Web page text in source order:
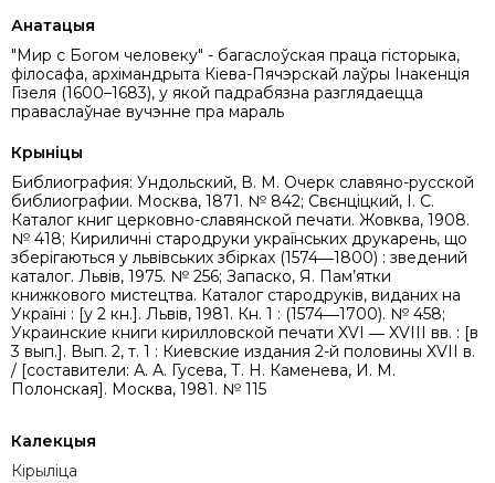
Анатацыя
"Мир с Богом человеку" - багаслоўская праца гісторыка,
філосафа, архімандрыта Кіева-Пячэрскай лаўры Інакенція
Гізеля (1600–1683), у якой падрабязна разглядаецца
праваслаўнае вучэнне пра мараль
Крыніцы
Библиография: Ундольский, В. М. Очерк славяно-русской
библиографии. Москва, 1871. № 842; Свєнціцкий, І. С.
Каталог книг церковно-славянской печати. Жовква, 1908.
№ 418; Кириличні стародруки українських друкарень, що
зберігаються у львівських збірках (1574―1800) : зведений
каталог. Львів, 1975. № 256; Запаско, Я. Пам’ятки
книжкового мистецтва. Каталог стародруків, виданих на
Украïні : [у 2 кн.]. Львів, 1981. Кн. 1 : (1574―1700). № 458;
Украинские книги кирилловской печати XVI ― XVIII вв. : [в
3 вып.]. Вып. 2, т. 1 : Киевские издания 2-й половины XVII в.
/ [составители: А. А. Гусева, Т. Н. Каменева, И. М.
Полонская]. Москва, 1981. № 115
Калекцыя
Кірыліца